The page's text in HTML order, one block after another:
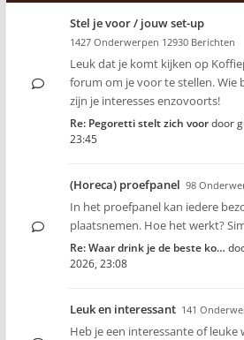
Stel je voor / jouw set-up
1427 Onderwerpen 12930 Berichten
Leuk dat je komt kijken op
forum om je voor te stellen. Wie
zijn je interesses enzovoorts!
Re: Pegoretti stelt zich voordoor
23:45
(Horeca) proefpanel 98
In het proefpanel kan iedere
plaatsnemen. Hoe het werkt?
Re: Waar drink je de beste ko…
2026, 23:08
Leuk en interessant 141
Heb je een interessante of